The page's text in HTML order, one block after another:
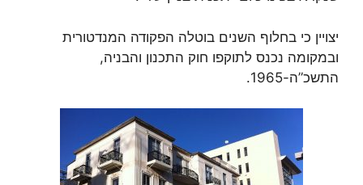
יצויין כי בחלוף השנים בוטלה הפקודה המנדטורית
ובמקומה נכנס לתוקפו חוק התכנון והבניה,
התשכ”ה-1965.